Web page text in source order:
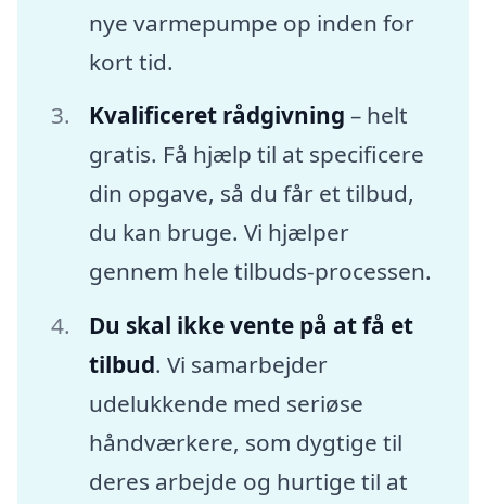
nye varmepumpe op inden for
kort tid.
Kvalificeret rådgivning – helt
gratis. Få hjælp til at specificere
din opgave, så du får et tilbud,
du kan bruge. Vi hjælper
gennem hele tilbuds-processen.
Du skal ikke vente på at få et
tilbud. Vi samarbejder
udelukkende med seriøse
håndværkere, som dygtige til
deres arbejde og hurtige til at